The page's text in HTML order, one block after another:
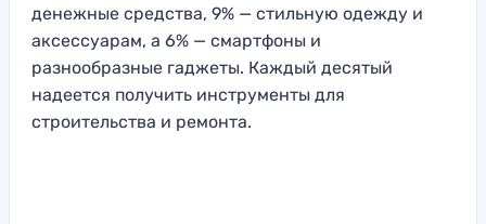
денежные средства, 9% — стильную одежду и
аксессуарам, а 6% — смартфоны и
разнообразные гаджеты. Каждый десятый
надеется получить инструменты для
строительства и ремонта.